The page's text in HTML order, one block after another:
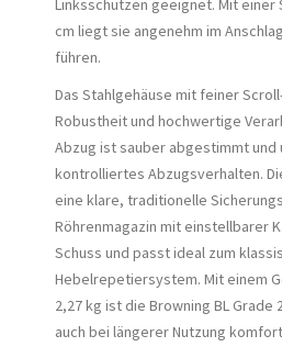
Linksschützen geeignet. Mit einer
cm liegt sie angenehm im
führen.
Das Stahlgehäuse mit feiner
Robustheit und hochwertige
Abzug ist sauber abgestimmt
kontrolliertes Abzugsverhalten.
eine klare, traditionelle
Röhrenmagazin mit einstellbarer
Schuss und passt ideal zum
Hebelrepetiersystem. Mit einem
2,27 kg ist die Browning BL Grade
auch bei längerer Nutzung